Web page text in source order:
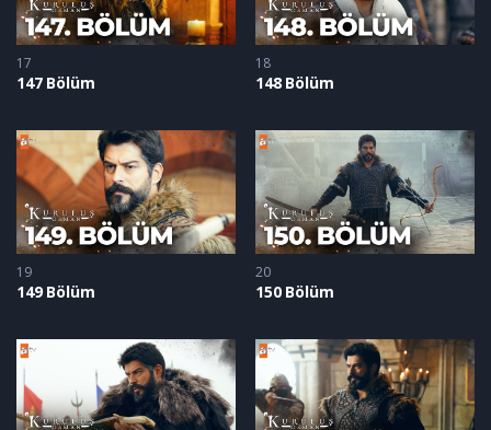
17
147 Bölüm
18
148 Bölüm
19
149 Bölüm
20
150 Bölüm